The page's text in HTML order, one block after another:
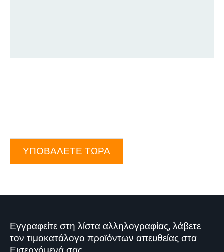
ΥΠΟΒΆΛΕΤΕ ΤΏΡΑ
Εγγραφείτε στη λίστα αλληλογραφίας, λάβετε
τον τιμοκατάλογο προϊόντων απευθείας στα